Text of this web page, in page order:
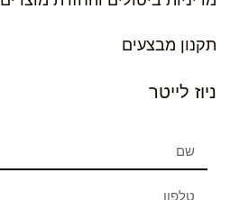
תקנון מבצעים
ניוז לייטר